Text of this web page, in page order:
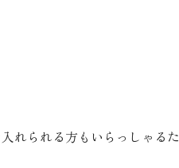
れられる方もいらっしゃるた